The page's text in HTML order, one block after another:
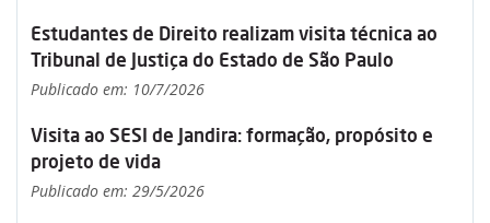
Estudantes de Direito realizam visita técnica ao
Tribunal de Justiça do Estado de São Paulo
Publicado em: 10/7/2026
Visita ao SESI de Jandira: formação, propósito e
projeto de vida
Publicado em: 29/5/2026